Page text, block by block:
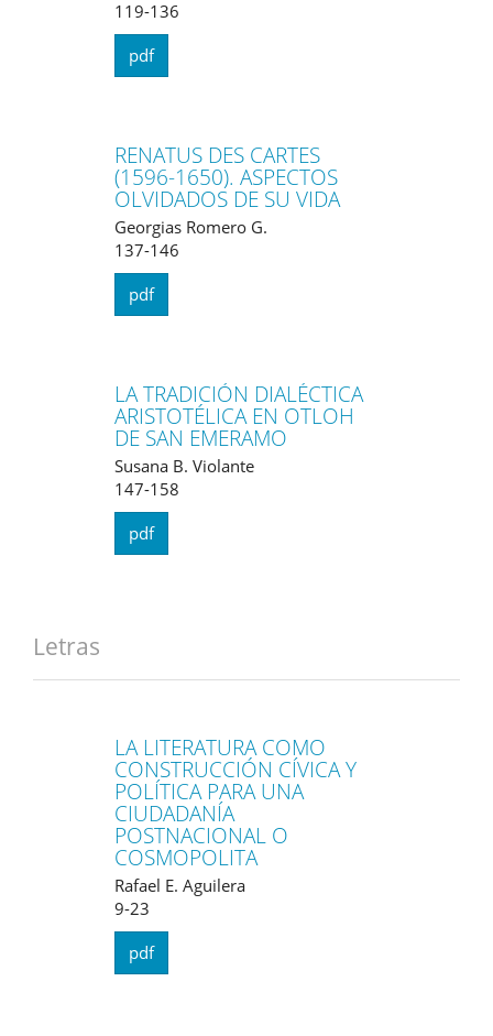
119-136
pdf
RENATUS DES CARTES
(1596-1650). ASPECTOS
OLVIDADOS DE SU VIDA
Georgias Romero G.
137-146
pdf
LA TRADICIÓN DIALÉCTICA
ARISTOTÉLICA EN OTLOH
DE SAN EMERAMO
Susana B. Violante
147-158
pdf
Letras
LA LITERATURA COMO
CONSTRUCCIÓN CÍVICA Y
POLÍTICA PARA UNA
CIUDADANÍA
POSTNACIONAL O
COSMOPOLITA
Rafael E. Aguilera
9-23
pdf